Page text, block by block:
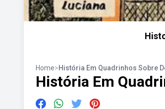
Home>História Em Quadrinhos Sobre
História Em